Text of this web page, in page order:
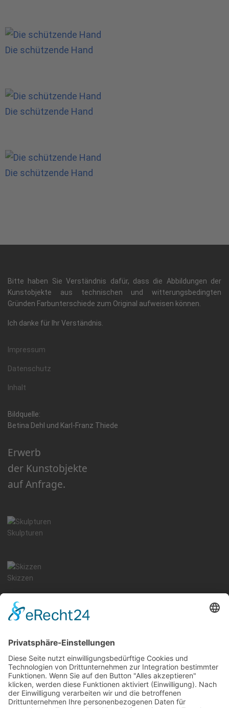
Die schützende Hand
Die schützende Hand
Die schützende Hand
Bitte haben Sie Verständnis dafür, dass die Abbildungen der
Kunstobjekte aus technischen und witterungsbedingten
Gründen Farbunterschiede zum Original aufweisen können.
Ich danke für Ihr Verständnis.
Impressum
Datenschutz
Inhalt
Bildquelle:
Betina Dehl und Karl-Franz Thiede
Erwerb
der Kunstobjekte
auf Anfrage.
Skulpturen
Skizzen
Aquarelle
Ölgemaelde